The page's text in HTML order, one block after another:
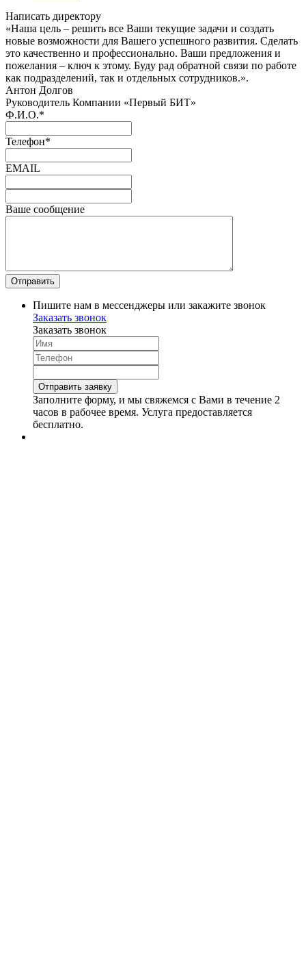
Написать директору
«Наша цель – решить все Ваши текущие задачи и создать
новые возможности для Вашего успешного развития. Сделать
это качественно и профессионально. Ваши предложения и
пожелания – ключ к этому. Буду рад обратной связи по работе
как подразделений, так и отдельных сотрудников.».
Антон Долгов
Руководитель Компании «Первый БИТ»
Ф.И.О.*
Телефон*
EMAIL
Ваше сообщение
Пишите нам в мессенджеры или закажите звонок
Заказать звонок
Заказать звонок
Заполните форму, и мы свяжемся с Вами в течение 2
часов в рабочее время. Услуга предоставляется
бесплатно.